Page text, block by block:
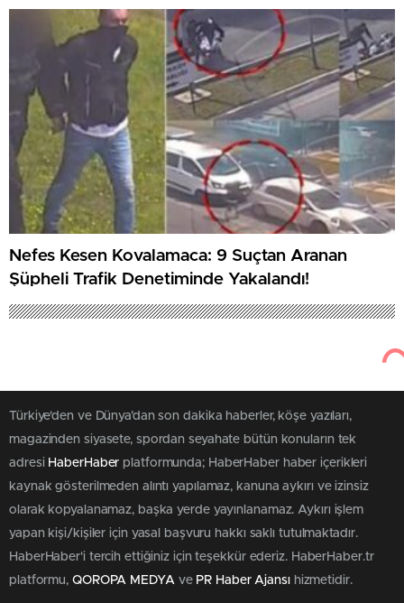
Nefes Kesen Kovalamaca: 9 Suçtan Aranan
Şüpheli Trafik Denetiminde Yakalandı!
Müdahalesi